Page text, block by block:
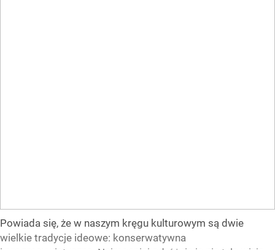
Powiada się, że w naszym kręgu kulturowym są dwie
wielkie tradycje ideowe: konserwatywna